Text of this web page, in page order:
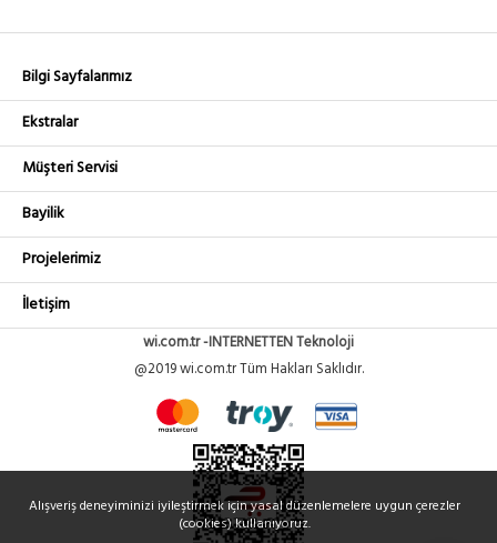
Bilgi Sayfalarımız
Ekstralar
Müşteri Servisi
Bayilik
Projelerimiz
İletişim
wi.com.tr -INTERNETTEN Teknoloji
@2019 wi.com.tr Tüm Hakları Saklıdır.
Alışveriş deneyiminizi iyileştirmek için yasal düzenlemelere uygun çerezler
(cookies) kullanıyoruz.